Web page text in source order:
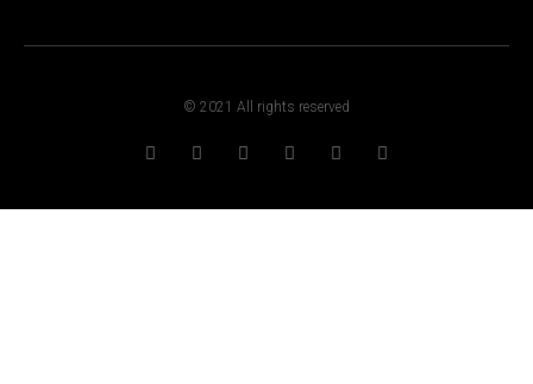
© 2021 All rights reserved